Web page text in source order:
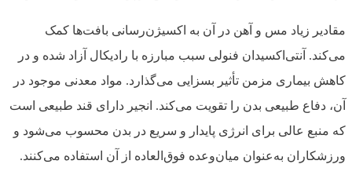
مقادیر زیاد مس و آهن در آن به اکسیژن‌رسانی بافت‌ها کمک
می‌کند. آنتی‌اکسیدان فنولی سبب مبارزه با رادیکال آزاد شده و در
کاهش بیماری مزمن تأثیر بسزایی می‌گذارد. مواد معدنی موجود در
آن، دفاع طبیعی بدن را تقویت می‌کند. انجیر دارای قند طبیعی است
که منبع عالی برای انرژی پایدار و سریع در بدن محسوب می‌شود و
ورزشکاران به‌عنوان میان‌وعده فوق‌العاده از آن استفاده می‌کنند.